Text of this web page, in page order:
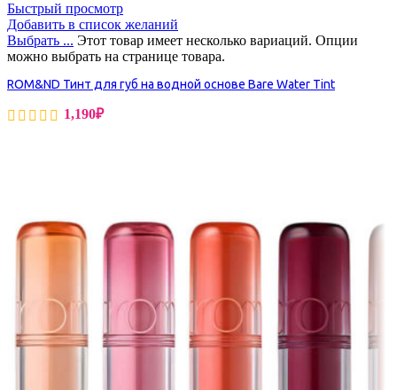
Быстрый просмотр
Добавить в список желаний
Выбрать ... Этот товар имеет несколько вариаций. Опции
можно выбрать на странице товара.
ROM&ND Тинт для губ на водной основе Bare Water Tint
1,190₽